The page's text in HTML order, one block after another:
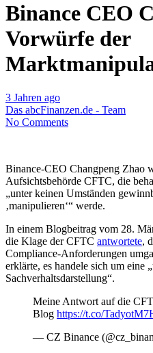
Binance CEO
Vorwürfe der
3 Jahren ago
Das abcFinanzen.de - Team
No Comments
Binance-CEO Changpeng Zhao
Aufsichtsbehörde CFTC, die
„unter keinen Umständen
‚manipulieren‘“ werde.
In einem Blogbeitrag vom 28.
die Klage der CFTC antwortete,
Compliance-Anforderungen
erklärte, es handele sich um eine
Sachverhaltsdarstellung“.
Meine Antwort auf die
Blog https://t.co/
— CZ Binance